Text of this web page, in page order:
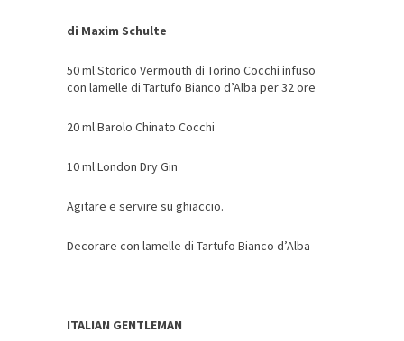
di Maxim Schulte
50 ml Storico Vermouth di Torino Cocchi infuso
con lamelle di Tartufo Bianco d’Alba per 32 ore
20 ml Barolo Chinato Cocchi
10 ml London Dry Gin
Agitare e servire su ghiaccio.
Decorare con lamelle di Tartufo Bianco d’Alba
ITALIAN GENTLEMAN